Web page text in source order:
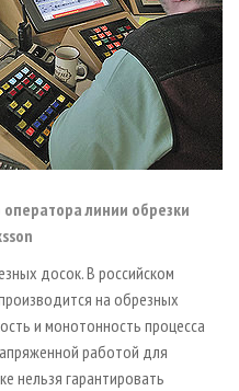
линии обрезки
досок. В российском
на обрезных
и монотонность процесса
работой для
нельзя гарантировать